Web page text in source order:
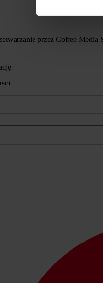
przez Coffee